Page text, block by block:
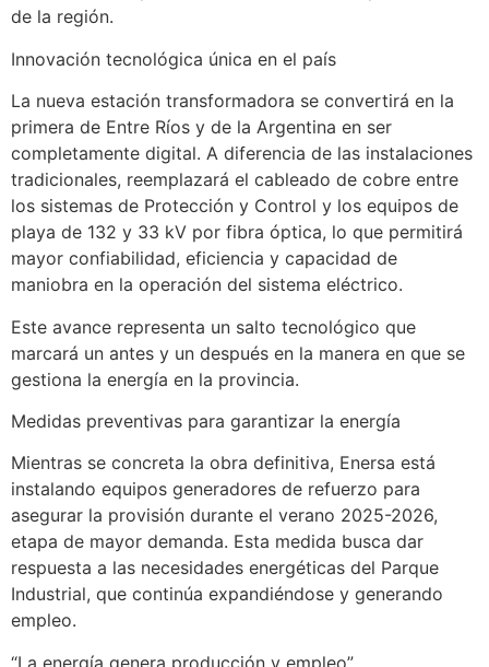
de la región.
Innovación tecnológica única en el país
La nueva estación transformadora se convertirá en la
primera de Entre Ríos y de la Argentina en ser
completamente digital. A diferencia de las instalaciones
tradicionales, reemplazará el cableado de cobre entre
los sistemas de Protección y Control y los equipos de
playa de 132 y 33 kV por fibra óptica, lo que permitirá
mayor confiabilidad, eficiencia y capacidad de
maniobra en la operación del sistema eléctrico.
Este avance representa un salto tecnológico que
marcará un antes y un después en la manera en que se
gestiona la energía en la provincia.
Medidas preventivas para garantizar la energía
Mientras se concreta la obra definitiva, Enersa está
instalando equipos generadores de refuerzo para
asegurar la provisión durante el verano 2025-2026,
etapa de mayor demanda. Esta medida busca dar
respuesta a las necesidades energéticas del Parque
Industrial, que continúa expandiéndose y generando
empleo.
“La energía genera producción y empleo”